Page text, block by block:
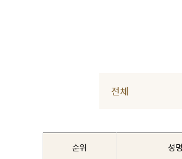
전체
순위 성명